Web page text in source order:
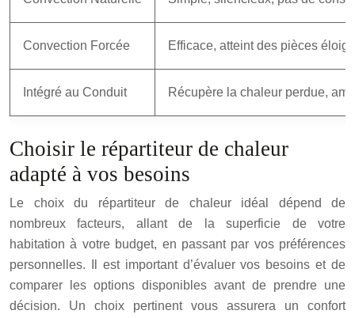
Convection Forcée Efficace, atteint des pièces
Intégré au Conduit Récupère la chaleur perdue,
Choisir le répartiteur de chaleur
adapté à vos besoins
Le choix du répartiteur de chaleur idéal dépend de
nombreux facteurs, allant de la superficie de votre
habitation à votre budget, en passant par vos préférences
personnelles. Il est important d’évaluer vos besoins et de
comparer les options disponibles avant de prendre une
décision. Un choix pertinent vous assurera un confort